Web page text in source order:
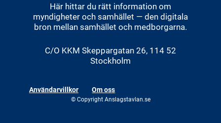
Här hittar du rätt information om
myndigheter och samhället — den digitala
bron mellan samhället och medborgarna.
C/O KKM Skeppargatan 26, 114 52
Stockholm
Användarvillkor Om oss
© Copyright Anslagstavlan.se